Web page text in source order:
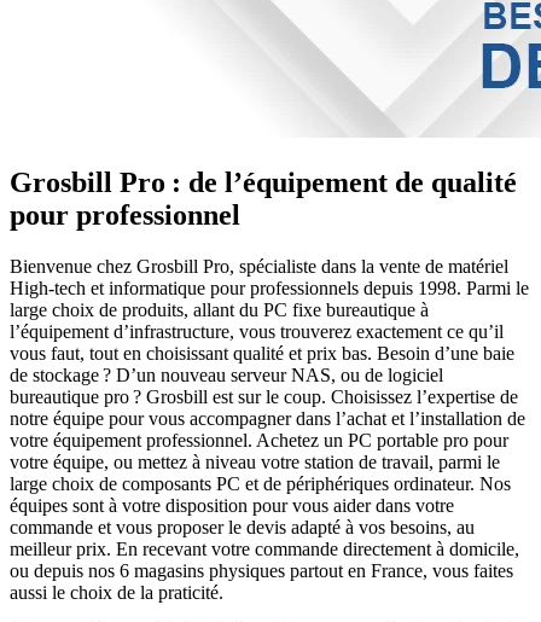
Grosbill Pro : de l’équipement de qualité
pour professionnel
Bienvenue chez Grosbill Pro, spécialiste dans la vente de matériel
High-tech et informatique pour professionnels depuis 1998. Parmi le
large choix de produits, allant du PC fixe bureautique à
l’équipement d’infrastructure, vous trouverez exactement ce qu’il
vous faut, tout en choisissant qualité et prix bas. Besoin d’une baie
de stockage ? D’un nouveau serveur NAS, ou de logiciel
bureautique pro ? Grosbill est sur le coup. Choisissez l’expertise de
notre équipe pour vous accompagner dans l’achat et l’installation de
votre équipement professionnel. Achetez un PC portable pro pour
votre équipe, ou mettez à niveau votre station de travail, parmi le
large choix de composants PC et de périphériques ordinateur. Nos
équipes sont à votre disposition pour vous aider dans votre
commande et vous proposer le devis adapté à vos besoins, au
meilleur prix. En recevant votre commande directement à domicile,
ou depuis nos 6 magasins physiques partout en France, vous faites
aussi le choix de la praticité.